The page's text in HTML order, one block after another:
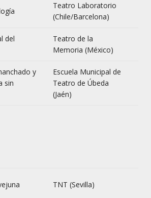
Teatro Laboratorio
(Chile/Barcelona)
del
Teatro de la
Memoria (México)
y
sin
Escuela Municipal de
Teatro de Úbeda
(Jaén)
TNT (Sevilla)